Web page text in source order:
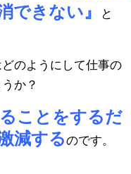
できない』
と
のようにして仕事の
か？
ことをするだ
減するのです。